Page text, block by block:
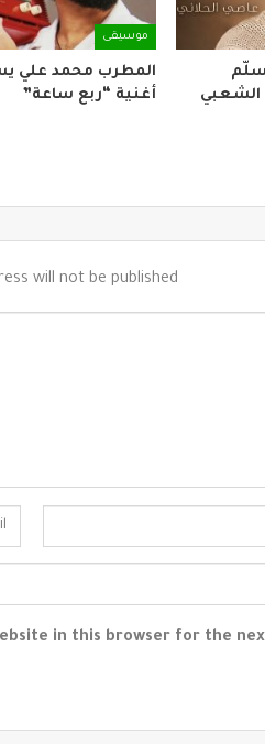
الشعبي
موسيقى
المطرب محمد علي
أغنية “ربع ساعة”
will not be published.
in this browser for the